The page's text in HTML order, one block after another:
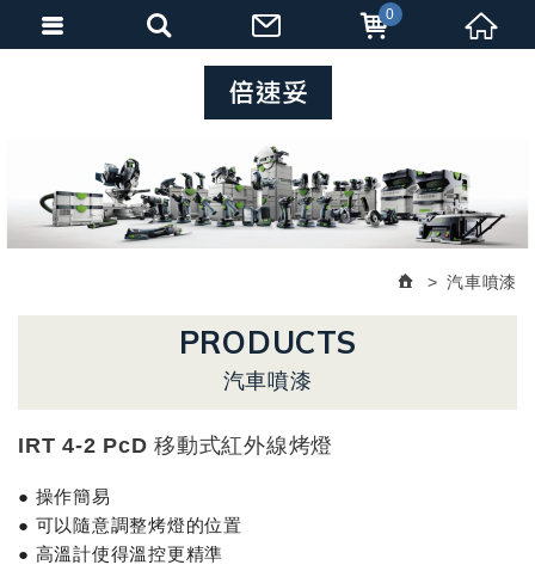
汽車噴漆
PRODUCTS
汽車噴漆
IRT 4-2 PcD 移動式紅外線烤燈
● 操作簡易
● 可以隨意調整烤燈的位置
● 高溫計使得溫控更精準
0